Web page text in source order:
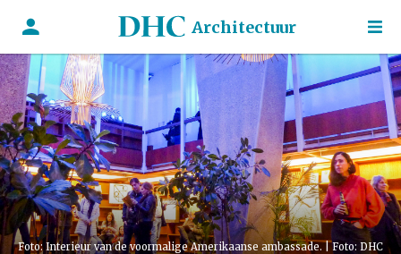
Architectuur
Foto: Interieur van de voormalige Amerikaanse ambassade. | Foto: DHC